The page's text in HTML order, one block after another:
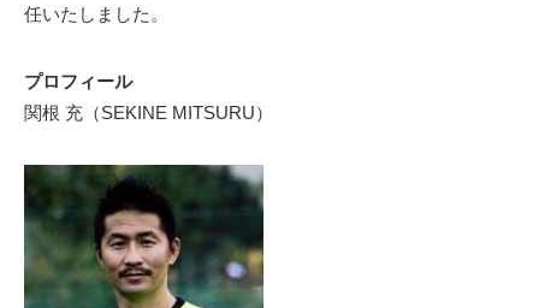
任いたしました。
プロフィール
関根 充（SEKINE MITSURU）